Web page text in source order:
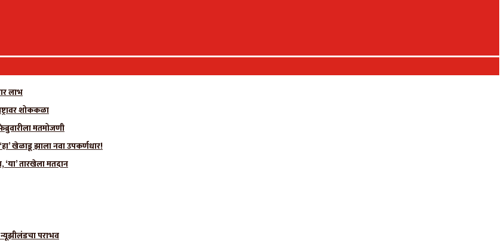
लाभ
शोककळा
मतमोजणी
खेळाडू झाला नवा उपकर्णधार!
तारखेला मतदान
न्यूझीलंडचा पराभव